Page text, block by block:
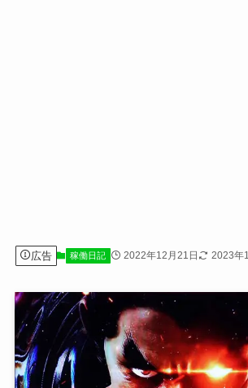
広告 稼働日記 2022年12月21日 2023年